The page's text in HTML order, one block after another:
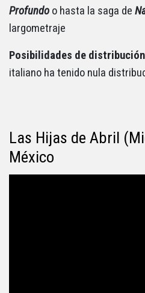
Profundo o hasta la saga de
largometraje
Posibilidades de distribución
italiano ha tenido nula
Las Hijas de Abril
México